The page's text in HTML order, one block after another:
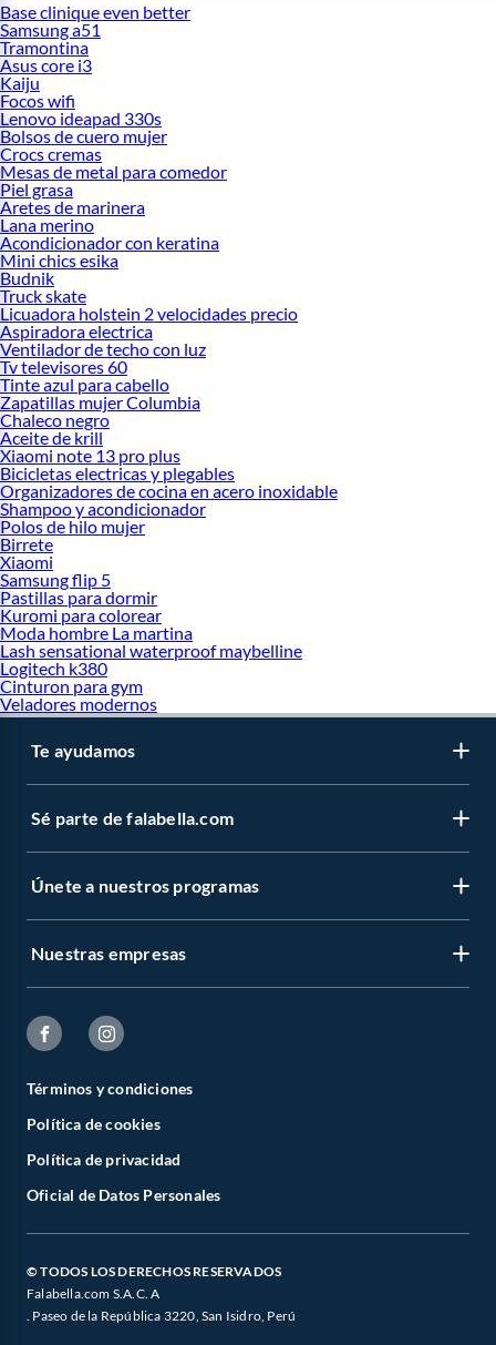
Base clinique even better
Samsung a51
Tramontina
Asus core i3
Kaiju
Focos wifi
Lenovo ideapad 330s
Bolsos de cuero mujer
Crocs cremas
Mesas de metal para comedor
Piel grasa
Aretes de marinera
Lana merino
Acondicionador con keratina
Mini chics esika
Budnik
Truck skate
Licuadora holstein 2 velocidades precio
Aspiradora electrica
Ventilador de techo con luz
Tv televisores 60
Tinte azul para cabello
Zapatillas mujer Columbia
Chaleco negro
Aceite de krill
Xiaomi note 13 pro plus
Bicicletas electricas y plegables
Organizadores de cocina en acero inoxidable
Shampoo y acondicionador
Polos de hilo mujer
Birrete
Xiaomi
Samsung flip 5
Pastillas para dormir
Kuromi para colorear
Moda hombre La martina
Lash sensational waterproof maybelline
Logitech k380
Cinturon para gym
Veladores modernos
Te ayudamos
Sé parte de falabella.com
Únete a nuestros programas
Nuestras empresas
Términos y condiciones
Política de cookies
Política de privacidad
Oficial de Datos Personales
© TODOS LOS DERECHOS RESERVADOS
Falabella.com S.A.C. A
. Paseo de la República 3220, San Isidro, Perú